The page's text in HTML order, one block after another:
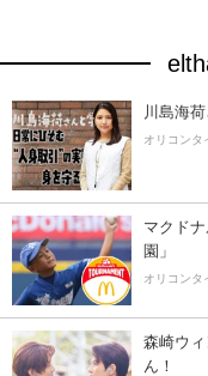
川島海
オリコンタ
マクド
園」
オリコンタ
森崎ウィ
ん！